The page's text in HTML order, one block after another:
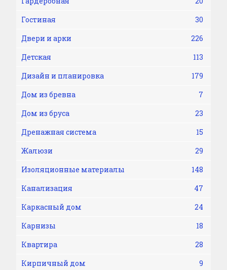
Гостиная
30
Двери и арки
226
Детская
113
Дизайн и планировка
179
Дом из бревна
7
Дом из бруса
23
Дренажная система
15
Жалюзи
29
Изоляционные материалы
148
Канализация
47
Каркасный дом
24
Карнизы
18
Квартира
28
Кирпичный дом
9